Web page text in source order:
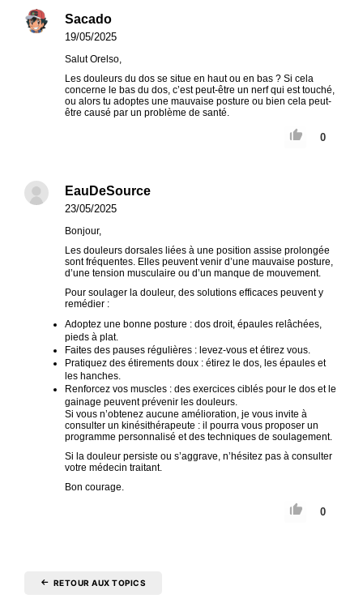
Sacado
19/05/2025
Salut Orelso,
Les douleurs du dos se situe en haut ou en bas ? Si cela
concerne le bas du dos, c’est peut-être un nerf qui est touché,
ou alors tu adoptes une mauvaise posture ou bien cela peut-
être causé par un problème de santé.
0
EauDeSource
23/05/2025
Bonjour,
Les douleurs dorsales liées à une position assise prolongée
sont fréquentes. Elles peuvent venir d’une mauvaise posture,
d’une tension musculaire ou d’un manque de mouvement.
Pour soulager la douleur, des solutions efficaces peuvent y
remédier :
Adoptez une bonne posture : dos droit, épaules relâchées,
pieds à plat.
Faites des pauses régulières : levez-vous et étirez vous.
Pratiquez des étirements doux : étirez le dos, les épaules et
les hanches.
Renforcez vos muscles : des exercices ciblés pour le dos et le
gainage peuvent prévenir les douleurs.
Si vous n’obtenez aucune amélioration, je vous invite à
consulter un kinésithérapeute : il pourra vous proposer un
programme personnalisé et des techniques de soulagement.
Si la douleur persiste ou s’aggrave, n’hésitez pas à consulter
votre médecin traitant.
Bon courage.
0
RETOUR AUX TOPICS